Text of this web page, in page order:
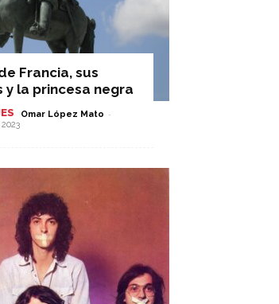
Francia, sus
y la princesa negra
Omar López Mato -